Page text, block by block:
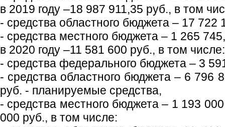
в 2019 году –18 987 911,35 руб., в том
- средства областного бюджета – 17 722
- средства местного бюджета – 1 265
в 2020 году –11 581 600 руб., в том числе:
- средства федерального бюджета – 3
- средства областного бюджета – 6 796
руб. - планируемые средства,
- средства местного бюджета – 1 193
000 руб., в том числе: